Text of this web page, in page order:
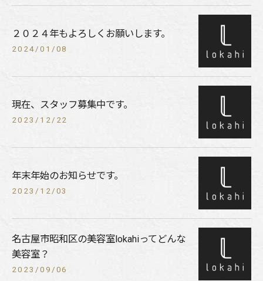
２０２４年もよろしくお願いします。
2024/01/08
現在、スタッフ募集中です。
2023/12/22
年末年始のお知らせです。
2023/12/03
名古屋市昭和区の美容室lokahiってどんな
美容室？
2023/09/06